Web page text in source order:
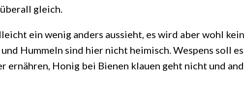
gleich.
ein wenig anders aussieht, es wird aber wohl
Hummeln sind hier nicht heimisch. Wespens soll
ernähren, Honig bei Bienen klauen geht nicht und